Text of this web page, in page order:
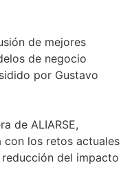
de mejores
de negocio
por Gustavo
de ALIARSE,
con los retos actuales
del impacto